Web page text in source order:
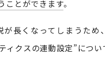
ことができます。
長くなってしまうため
ィクスの連動設定”につ